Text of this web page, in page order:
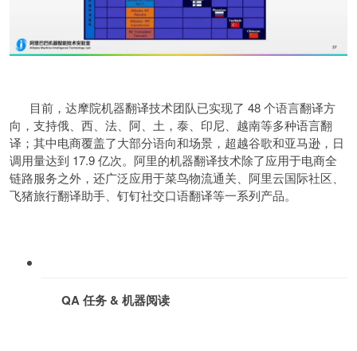
目前，达摩院机器翻译技术团队已实现了 48 个语言翻译方
向，支持俄、西、法、阿、土，泰、印尼、越南等多种语言翻
译；其中电商覆盖了大部分语向和场景，超越谷歌和亚马逊，日
调用量达到 17.9 亿次。阿里的机器翻译技术除了应用于电商全
链路服务之外，还广泛应用于菜鸟物流通关、阿里云国际社区、
飞猪旅行翻译助手、钉钉社交口语翻译等一系列产品。
QA 任务 & 机器阅读